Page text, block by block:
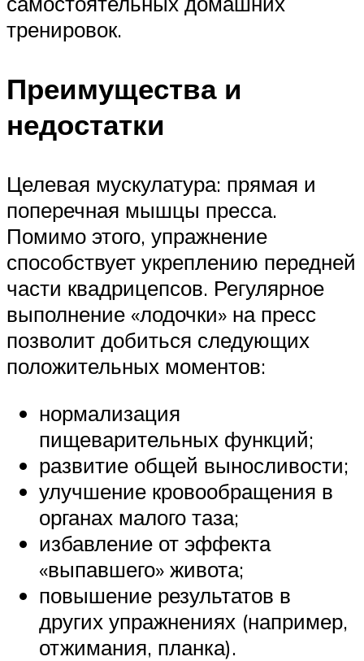
тренировок.
Преимущества и
недостатки
Целевая мускулатура: прямая и
поперечная мышцы пресса.
Помимо этого, упражнение
способствует укреплению передней
части квадрицепсов. Регулярное
выполнение «лодочки» на пресс
позволит добиться следующих
положительных моментов:
нормализация
пищеварительных функций;
развитие общей выносливости;
улучшение кровообращения в
органах малого таза;
избавление от эффекта
«выпавшего» живота;
повышение результатов в
других упражнениях (например,
отжимания, планка).